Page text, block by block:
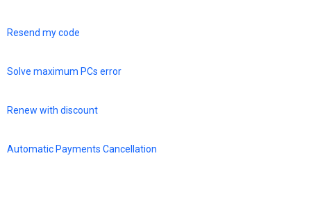
Resend my code
Solve maximum PCs error
Renew with discount
Automatic Payments Cancellation